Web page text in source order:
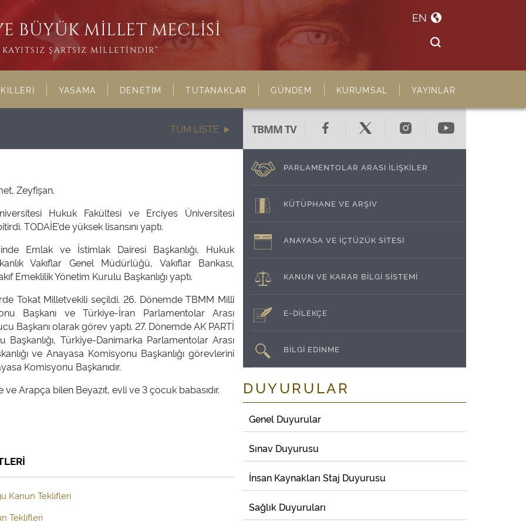
BÜYÜK MİLLET MECLİSİ
ŞARTSIZ MİLLETİNDİR”
EN
YASAMA DENETİM TUTANAKLAR GÜNDEM KURUMSAL YAYINLAR
TÜM LİSTE
Zeyfişan.
Hukuk Fakültesi ve Erciyes Üniversitesi
TODAİE’de yüksek lisansını yaptı.
Emlak ve İstimlak Dairesi Başkanlığı, Hukuk
Vakıflar Genel Müdürlüğü, Vakıflar Bankası,
Emeklilik Yönetim Kurulu Başkanlığı yaptı.
Tokat Milletvekili seçildi. 26. Dönemde TBMM Millî
Başkanı ve Türkiye-İran Parlamentolar Arası
Başkanı olarak görev yaptı. 27. Dönemde AK PARTİ
Başkanlığı, Türkiye-Danimarka Parlamentolar Arası
ve Anayasa Komisyonu Başkanlığı görevlerini
Komisyonu Başkanıdır.
Arapça bilen Beyazıt, evli ve 3 çocuk babasıdır.
Kanun Teklifleri
Teklifleri
TBMM TV
PARLAMENTOLAR ARASI İLİŞKİLER
KÜTÜPHANE VE ARŞİV
ANAYASA VE İÇTÜZÜK SİTESİ
KANUN VE KARAR BİLGİ SİSTEMİ
E-DİLEKÇE
BİLGİ EDİNME
DUYURULAR
Genel Duyurular
Sınav Duyurusu
İnsan Kaynakları Staj Duyurusu
Sağlık Duyuruları